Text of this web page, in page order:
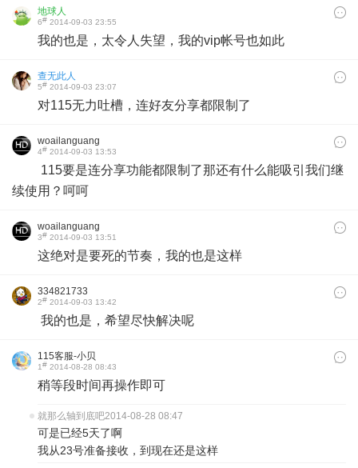
地球人
6# 2014-09-03 23:55
我的也是，太令人失望，我的vip帐号也如此
查无此人
5# 2014-09-03 23:07
对115无力吐槽，连好友分享都限制了
woailanguang
4# 2014-09-03 13:53
115要是连分享功能都限制了那还有什么能吸引我们继
续使用？呵呵
woailanguang
3# 2014-09-03 13:51
这绝对是要死的节奏，我的也是这样
334821733
2# 2014-09-03 13:42
我的也是，希望尽快解决呢
115客服-小贝
1# 2014-08-28 08:43
稍等段时间再操作即可
就那么轴到底吧2014-08-28 08:47
可是已经5天了啊
我从23号准备接收，到现在还是这样